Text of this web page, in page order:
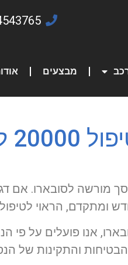
מבצעים
20000 לסובארו
אנו פועלים על פי